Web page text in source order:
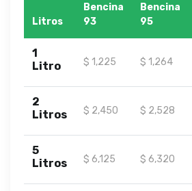
Litros
Bencina
93
Bencina
95
1
Litro
$ 1,225 $ 1,264
2
Litros
$ 2,450 $ 2,528
5
Litros
$ 6,125 $ 6,320